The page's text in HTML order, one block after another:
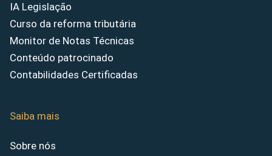
IA Legislação
Curso da reforma tributária
Monitor de Notas Técnicas
Conteúdo patrocinado
Contabilidades Certificadas
Saiba mais
Sobre nós